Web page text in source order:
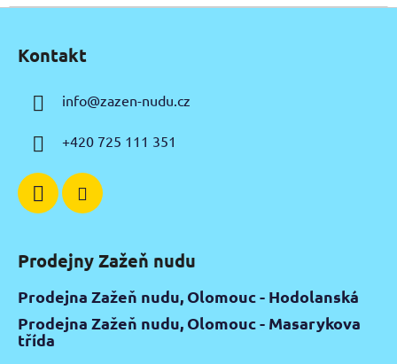
Kontakt
info@zazen-nudu.cz
+420 725 111 351
Prodejny Zažeň nudu
Prodejna Zažeň nudu, Olomouc - Hodolanská
Prodejna Zažeň nudu, Olomouc - Masarykova
třída